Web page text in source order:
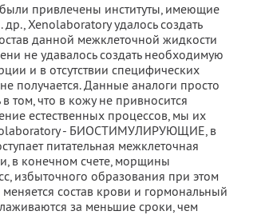
привлечены институты, имеющие
Xenolaboratory удалось создать
данной межклеточной жидкости
не удавалось создать необходимую
и в отсутствии специфических
получается. Данные аналоги просто
том, что в кожу не привносится
естественных процессов, мы их
- БИОСТИМУЛИРУЮЩИЕ, в
питательная межклеточная
и, в конечном счете, морщины
избыточного образования при этом
состав крови и гормональный
за меньшие сроки, чем